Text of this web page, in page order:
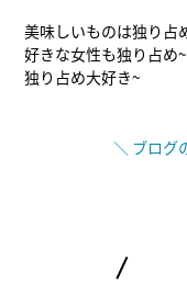
美味しいものは独り占
好きな女性も独り占め~
独り占め大好き~
＼ ブログ